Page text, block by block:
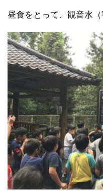
昼食をとって、観音水（